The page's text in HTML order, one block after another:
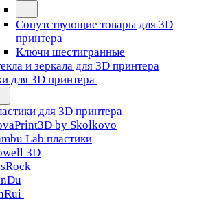
Сопутствующие товары для 3D
принтера
Ключи шестигранные
и зеркала для 3D принтера
для 3D принтера
для 3D принтера
by Skolkovo
Lab пластики
3D